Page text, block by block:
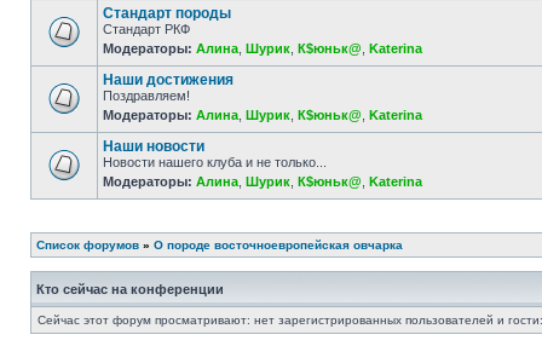
Стандарт породы
Стандарт РКФ
Модераторы: Алина Шурик К$юньк@ Katerina
Наши достижения
Поздравляем!
Модераторы: Алина Шурик К$юньк@ Katerina
Наши новости
Новости нашего клуба и не только...
Модераторы: Алина Шурик К$юньк@ Katerina
Список форумов » О породе восточноевропейская овчарка
Кто сейчас на конференции
Сейчас этот форум просматривают: нет зарегистрированных пользователей и